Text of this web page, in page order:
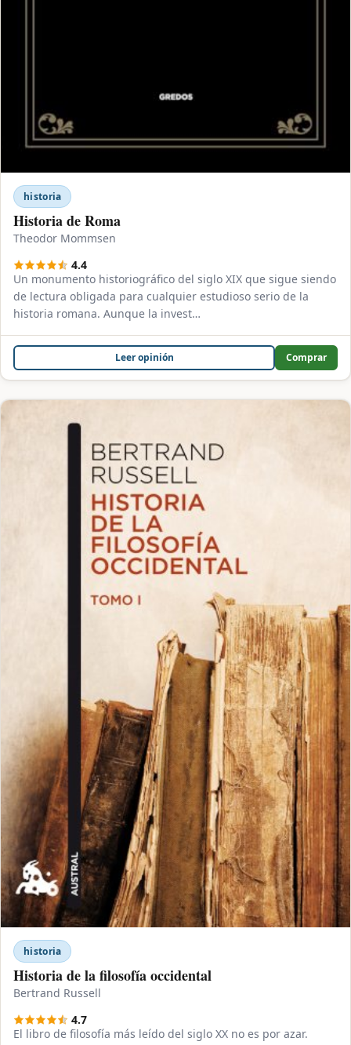
historia
Historia de Roma
Theodor Mommsen
4.4
Un monumento historiográfico del siglo XIX que sigue siendo
de lectura obligada para cualquier estudioso serio de la
historia romana. Aunque la invest…
Leer opinión Comprar
historia
Historia de la filosofía occidental
Bertrand Russell
4.7
El libro de filosofía más leído del siglo XX no es por azar.